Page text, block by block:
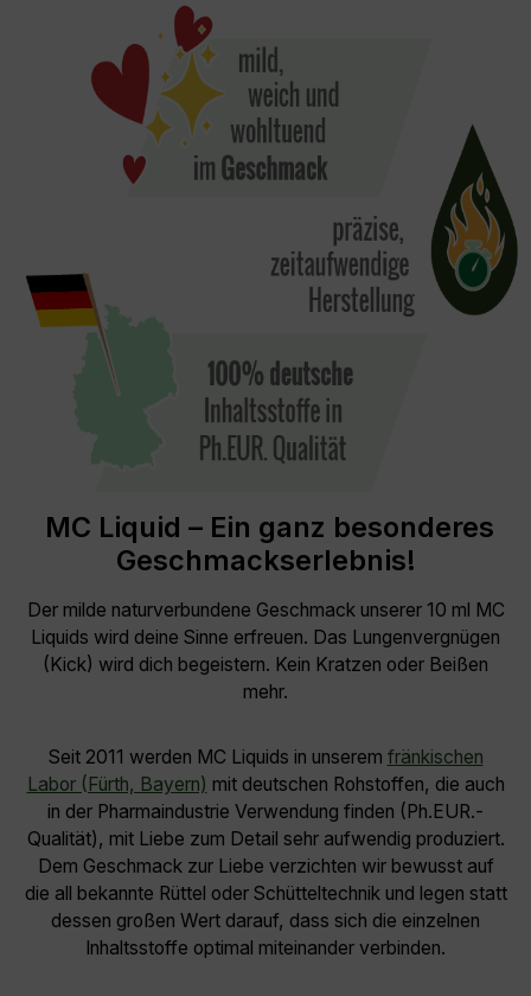
MC Liquid – Ein ganz besonderes
Geschmackserlebnis!
Der milde naturverbundene Geschmack unserer 10 ml MC
Liquids wird deine Sinne erfreuen. Das Lungenvergnügen
(Kick) wird dich begeistern. Kein Kratzen oder Beißen
mehr.
Seit 2011 werden MC Liquids in unserem fränkischen
Labor (Fürth, Bayern) mit deutschen Rohstoffen, die auch
in der Pharmaindustrie Verwendung finden (Ph.EUR.-
Qualität), mit Liebe zum Detail sehr aufwendig produziert.
Dem Geschmack zur Liebe verzichten wir bewusst auf
die all bekannte Rüttel oder Schütteltechnik und legen statt
dessen großen Wert darauf, dass sich die einzelnen
Inhaltsstoffe optimal miteinander verbinden.